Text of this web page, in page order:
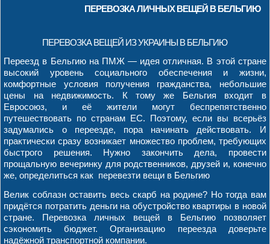
ПЕРЕВОЗКА ЛИЧНЫХ ВЕЩЕЙ В БЕЛЬГИЮ
ПЕРЕВОЗКА ВЕЩЕЙ ИЗ УКРАИНЫ В БЕЛЬГИЮ
Переезд в Бельгию на ПМЖ — идея отличная. В этой стране
высокий уровень социального обеспечения и жизни,
комфортные условия получения гражданства, небольшие
цены на недвижимость. К тому же Бельгия входит в
Евросоюз, и её жители могут беспрепятственно
путешествовать по странам ЕС. Поэтому, если вы всерьёз
задумались о переезде, пора начинать действовать. И
практически сразу возникает множество проблем, требующих
быстрого решения. Нужно закончить дела, провести
прощальную вечеринку для родственников, друзей и, конечно
же, определиться как перевезти вещи в Бельгию
Велик соблазн оставить весь скарб на родине? Но тогда вам
придётся потратить деньги на обустройство квартиры в новой
стране. Перевозка личных вещей в Бельгию позволяет
сэкономить бюджет. Организацию переезда доверьте
надёжной транспортной компании.